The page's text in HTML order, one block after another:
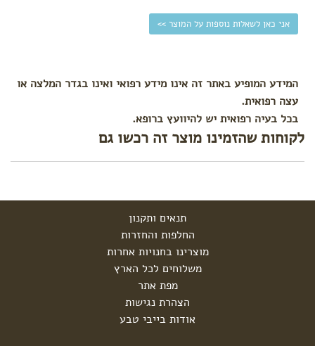
לפי צורך
הקלת
שיניים
התקררות
צינון
עקיצות
ושינה
בבעיות
אני כאן לשאלות נוספות על המוצר >>
המידע המופיע באתר זה אינו מידע רפואי ואינו בגדר המלצה או
עצה רפואית.
בכל בעיה רפואית יש להיוועץ ברופא.
לקוחות שהזמינו מוצר זה רכשו גם
תנאים ותקנון
החלפות והחזרות
מוצרינו בחנויות אחרות
משלוחים לכל הארץ
מפת אתר
הצהרת נגישות
אודות בייבי טבע